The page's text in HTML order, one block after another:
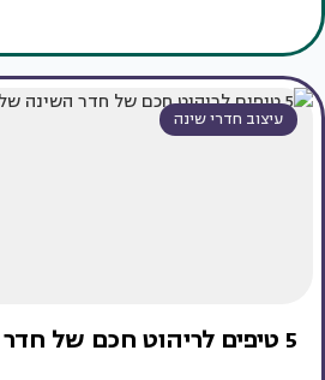
עיצוב חדרי שינה
5 טיפים לריהוט חכם של חדר השינה שלכם